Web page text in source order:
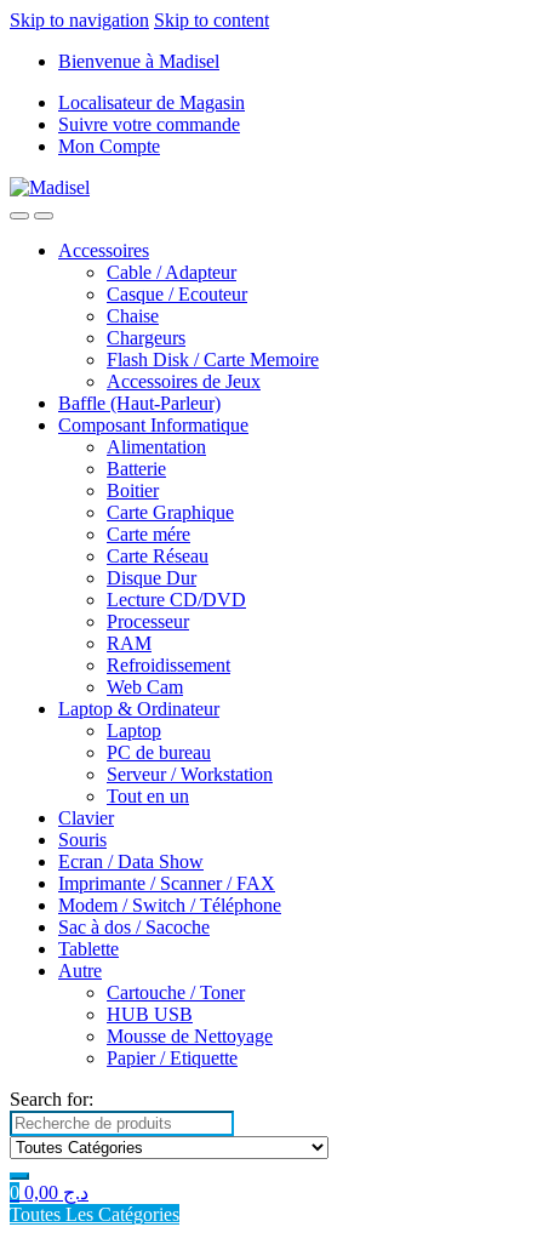
Skip to navigation Skip to content
Bienvenue à Madisel
Localisateur de Magasin
Suivre votre commande
Mon Compte
Accessoires
Cable / Adapteur
Casque / Ecouteur
Chaise
Chargeurs
Flash Disk / Carte Memoire
Accessoires de Jeux
Baffle (Haut-Parleur)
Composant Informatique
Alimentation
Batterie
Boitier
Carte Graphique
Carte mére
Carte Réseau
Disque Dur
Lecture CD/DVD
Processeur
RAM
Refroidissement
Web Cam
Laptop & Ordinateur
Laptop
PC de bureau
Serveur / Workstation
Tout en un
Clavier
Souris
Ecran / Data Show
Imprimante / Scanner / FAX
Modem / Switch / Téléphone
Sac à dos / Sacoche
Tablette
Autre
Cartouche / Toner
HUB USB
Mousse de Nettoyage
Papier / Etiquette
Search for:
0 د.ج
Toutes Les Catégories